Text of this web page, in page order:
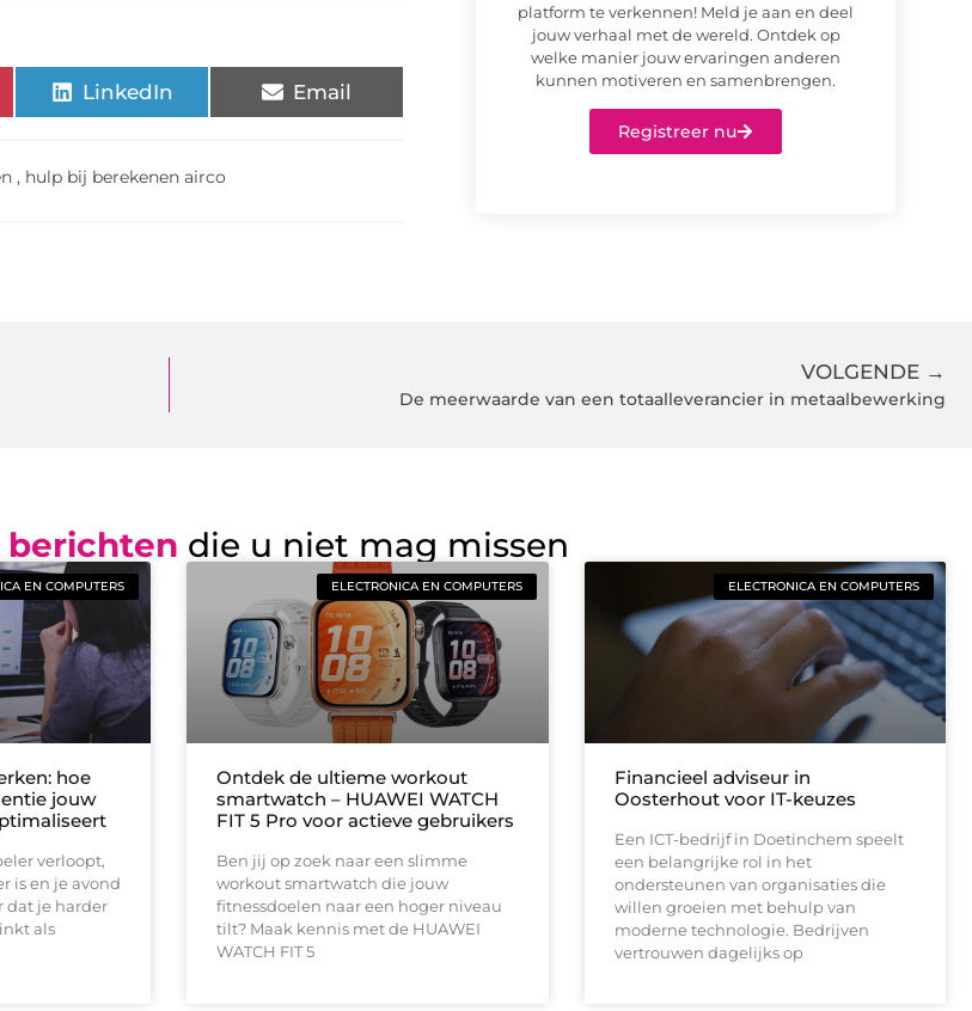
LinkedIn Email
, hulp bij berekenen airco
platform te verkennen! Meld je aan en deel
jouw verhaal met de wereld. Ontdek op
welke manier jouw ervaringen anderen
kunnen motiveren en samenbrengen.
Registreer nu
VOLGENDE →
De meerwaarde van een totaalleverancier in metaalbewerking
berichten die u niet mag missen
EN COMPUTERS
hoe
jouw
verloopt,
is en je avond
dat je harder
als
ELECTRONICA EN COMPUTERS
Ontdek de ultieme workout
smartwatch – HUAWEI WATCH
FIT 5 Pro voor actieve gebruikers
Ben jij op zoek naar een slimme
workout smartwatch die jouw
fitnessdoelen naar een hoger niveau
tilt? Maak kennis met de HUAWEI
WATCH FIT 5
ELECTRONICA EN COMPUTERS
Financieel adviseur in
Oosterhout voor IT-keuzes
Een ICT-bedrijf in Doetinchem speelt
een belangrijke rol in het
ondersteunen van organisaties die
willen groeien met behulp van
moderne technologie. Bedrijven
vertrouwen dagelijks op